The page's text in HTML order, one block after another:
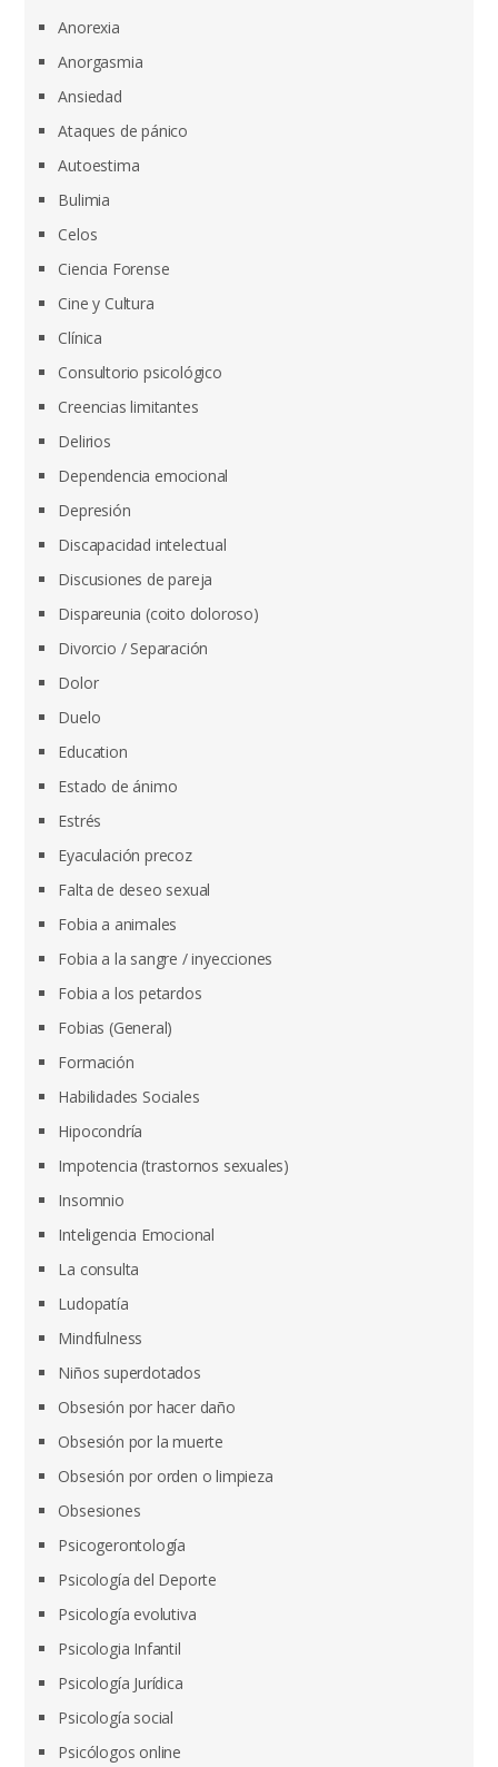
Anorexia
Anorgasmia
Ansiedad
Ataques de pánico
Autoestima
Bulimia
Celos
Ciencia Forense
Cine y Cultura
Clínica
Consultorio psicológico
Creencias limitantes
Delirios
Dependencia emocional
Depresión
Discapacidad intelectual
Discusiones de pareja
Dispareunia (coito doloroso)
Divorcio / Separación
Dolor
Duelo
Education
Estado de ánimo
Estrés
Eyaculación precoz
Falta de deseo sexual
Fobia a animales
Fobia a la sangre / inyecciones
Fobia a los petardos
Fobias (General)
Formación
Habilidades Sociales
Hipocondría
Impotencia (trastornos sexuales)
Insomnio
Inteligencia Emocional
La consulta
Ludopatía
Mindfulness
Niños superdotados
Obsesión por hacer daño
Obsesión por la muerte
Obsesión por orden o limpieza
Obsesiones
Psicogerontología
Psicología del Deporte
Psicología evolutiva
Psicologia Infantil
Psicología Jurídica
Psicología social
Psicólogos online